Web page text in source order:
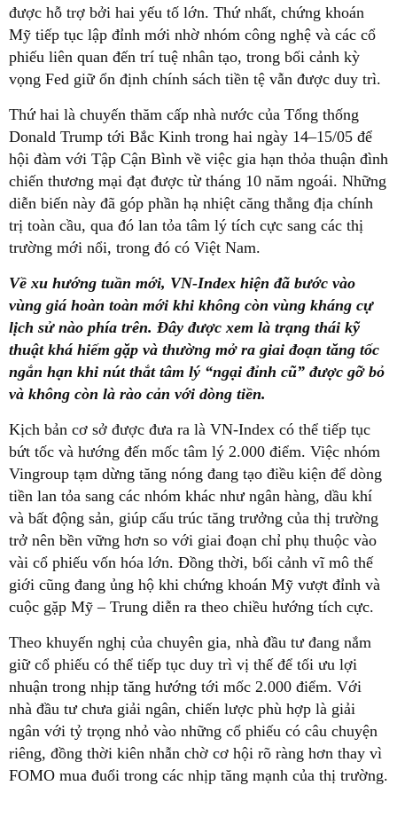
được hỗ trợ bởi hai yếu tố lớn. Thứ nhất, chứng khoán
Mỹ tiếp tục lập đỉnh mới nhờ nhóm công nghệ và các cổ
phiếu liên quan đến trí tuệ nhân tạo, trong bối cảnh kỳ
vọng Fed giữ ổn định chính sách tiền tệ vẫn được duy trì.
Thứ hai là chuyến thăm cấp nhà nước của Tổng thống
Donald Trump tới Bắc Kinh trong hai ngày 14–15/05 để
hội đàm với Tập Cận Bình về việc gia hạn thỏa thuận đình
chiến thương mại đạt được từ tháng 10 năm ngoái. Những
diễn biến này đã góp phần hạ nhiệt căng thẳng địa chính
trị toàn cầu, qua đó lan tỏa tâm lý tích cực sang các thị
trường mới nổi, trong đó có Việt Nam.
Về xu hướng tuần mới, VN-Index hiện đã bước vào
vùng giá hoàn toàn mới khi không còn vùng kháng cự
lịch sử nào phía trên. Đây được xem là trạng thái kỹ
thuật khá hiếm gặp và thường mở ra giai đoạn tăng tốc
ngắn hạn khi nút thắt tâm lý “ngại đỉnh cũ” được gỡ bỏ
và không còn là rào cản với dòng tiền.
Kịch bản cơ sở được đưa ra là VN-Index có thể tiếp tục
bứt tốc và hướng đến mốc tâm lý 2.000 điểm. Việc nhóm
Vingroup tạm dừng tăng nóng đang tạo điều kiện để dòng
tiền lan tỏa sang các nhóm khác như ngân hàng, dầu khí
và bất động sản, giúp cấu trúc tăng trưởng của thị trường
trở nên bền vững hơn so với giai đoạn chỉ phụ thuộc vào
vài cổ phiếu vốn hóa lớn. Đồng thời, bối cảnh vĩ mô thế
giới cũng đang ủng hộ khi chứng khoán Mỹ vượt đỉnh và
cuộc gặp Mỹ – Trung diễn ra theo chiều hướng tích cực.
Theo khuyến nghị của chuyên gia, nhà đầu tư đang nắm
giữ cổ phiếu có thể tiếp tục duy trì vị thế để tối ưu lợi
nhuận trong nhịp tăng hướng tới mốc 2.000 điểm. Với
nhà đầu tư chưa giải ngân, chiến lược phù hợp là giải
ngân với tỷ trọng nhỏ vào những cổ phiếu có câu chuyện
riêng, đồng thời kiên nhẫn chờ cơ hội rõ ràng hơn thay vì
FOMO mua đuổi trong các nhịp tăng mạnh của thị trường.